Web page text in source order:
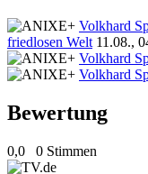
Volkhard
friedlosen Welt 11.08.,
Volkhard
Volkhard
Bewertung
0,0 0 Stimmen